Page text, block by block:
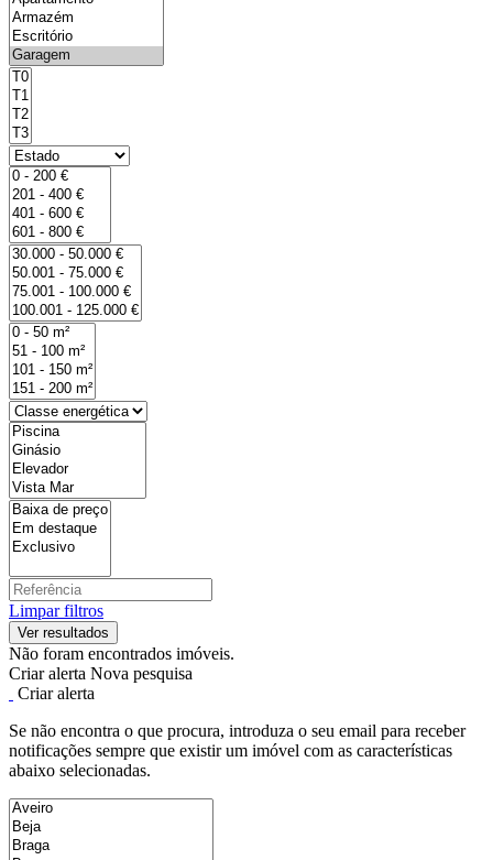
Limpar filtros
Não foram encontrados imóveis.
Criar alerta Nova pesquisa
Criar alerta
Se não encontra o que procura, introduza o seu email para receber
notificações sempre que existir um imóvel com as características
abaixo selecionadas.